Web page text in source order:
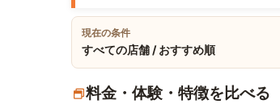
現在の条件
すべての店舗 / おすすめ順
料金・体験・特徴を比べる